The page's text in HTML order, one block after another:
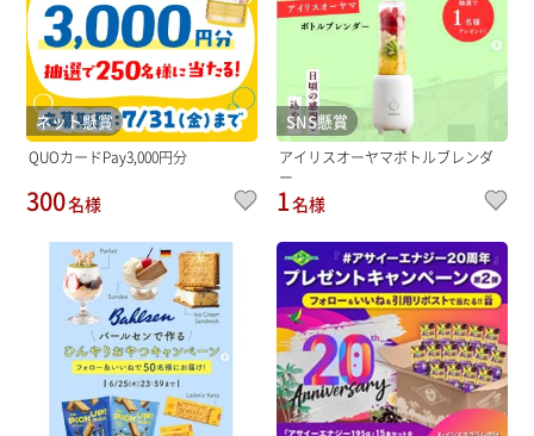
ネット懸賞
QUOカードPay3,000円分
300名様
SNS懸賞
アイリスオーヤマボトルブレンダ
ー
1名様